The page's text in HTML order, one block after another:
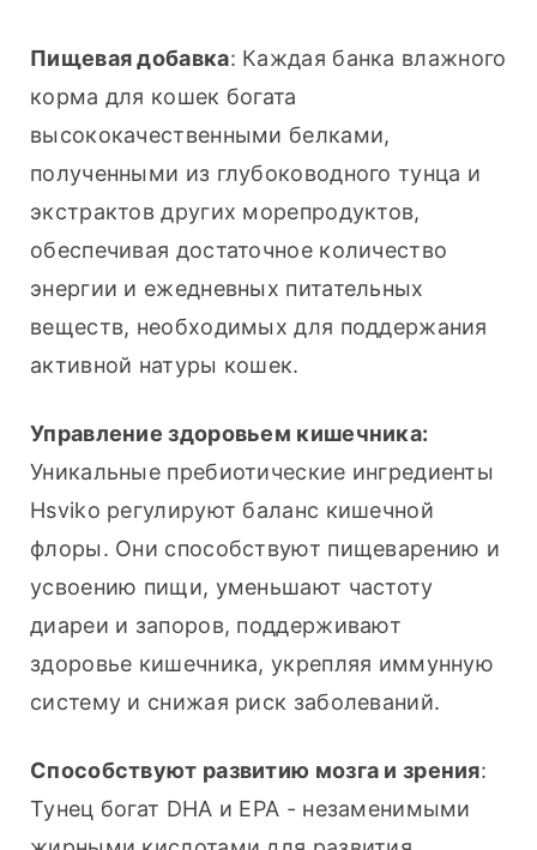
Пищевая добавка: Каждая банка влажного
корма для кошек богата
высококачественными белками,
полученными из глубоководного тунца и
экстрактов других морепродуктов,
обеспечивая достаточное количество
энергии и ежедневных питательных
веществ, необходимых для поддержания
активной натуры кошек.
Управление здоровьем кишечника:
Уникальные пребиотические ингредиенты
Hsviko регулируют баланс кишечной
флоры. Они способствуют пищеварению и
усвоению пищи, уменьшают частоту
диареи и запоров, поддерживают
здоровье кишечника, укрепляя иммунную
систему и снижая риск заболеваний.
Способствуют развитию мозга и зрения:
Тунец богат DHA и EPA - незаменимыми